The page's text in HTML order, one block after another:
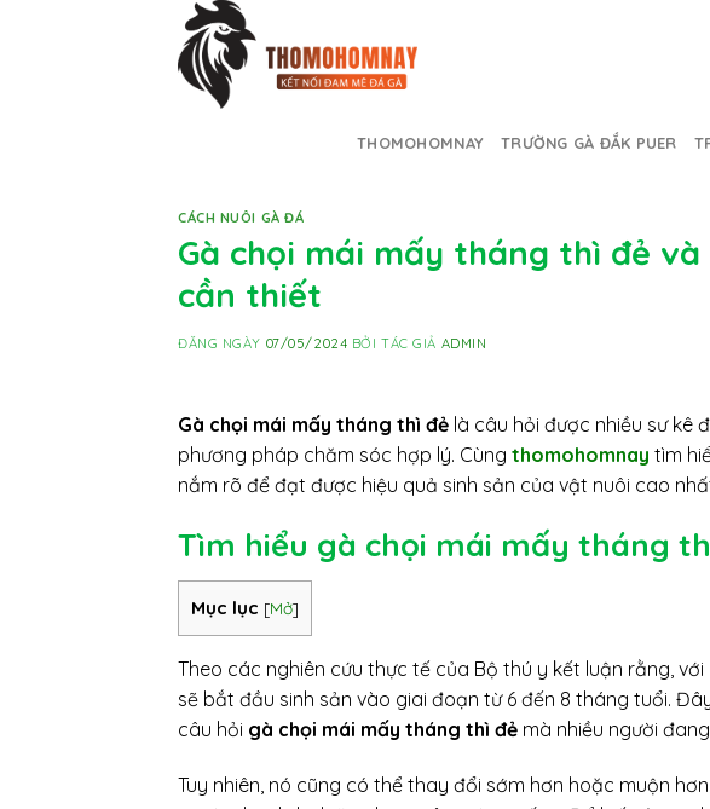
THOMOHOMNAY TRƯỜNG GÀ ĐẮK PUER
CÁCH NUÔI GÀ ĐÁ
Gà chọi mái mấy tháng thì đẻ
cần thiết
ĐĂNG NGÀY 07/05/2024 BỞI TÁC GIẢ ADMIN
Gà chọi mái mấy tháng thì đẻ là câu hỏi được nhiều sư kê
phương pháp chăm sóc hợp lý. Cùng thomohomnay tìm
nắm rõ để đạt được hiệu quả sinh sản của vật nuôi cao
Tìm hiểu gà chọi mái mấy tháng
Mục lục [Mở]
Theo các nghiên cứu thực tế của Bộ thú y kết luận rằng,
sẽ bắt đầu sinh sản vào giai đoạn từ 6 đến 8 tháng tuổi.
câu hỏi gà chọi mái mấy tháng thì đẻ mà nhiều người
Tuy nhiên, nó cũng có thể thay đổi sớm hơn hoặc muộn